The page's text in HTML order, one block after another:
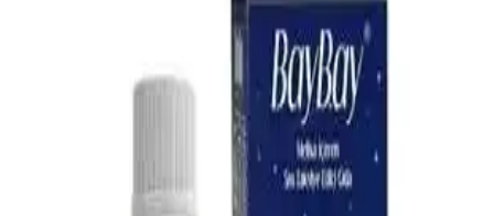
En İyi Bebek Gaz İlacı Seçimi: Güvenilir ve Doğal
Çözümlerle Bebek Rahatlığı
Bebeklerin gaz sancılarını hafifletmek için doğal ve güvenilir bebek
gaz ilaçları hakkında bilgi alın. Doğru ürün seçimiyle bebeğinizin
Omo Hijyen Ürünleri: Günlük Temizlik ve Hijyen
İçin Güvenilir Çözüm